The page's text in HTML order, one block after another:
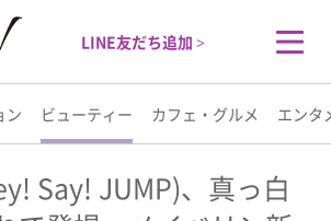
LINE友だち追加 >
ン ビューティー カフェ・グルメ エンタ
Say! JUMP)、真っ白